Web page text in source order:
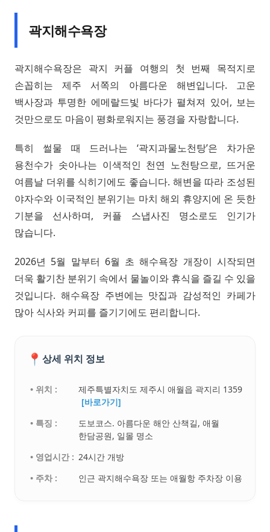
곽지해수욕장
곽지해수욕장은 곽지 커플 여행의 첫 번째 목적지로
손꼽히는 제주 서쪽의 아름다운 해변입니다. 고운
백사장과 투명한 에메랄드빛 바다가 펼쳐져 있어, 보는
것만으로도 마음이 평화로워지는 풍경을 자랑합니다.
특히 썰물 때 드러나는 ‘곽지과물노천탕’은 차가운
용천수가 솟아나는 이색적인 천연 노천탕으로, 뜨거운
여름날 더위를 식히기에도 좋습니다. 해변을 따라 조성된
야자수와 이국적인 분위기는 마치 해외 휴양지에 온 듯한
기분을 선사하며, 커플 스냅사진 명소로도 인기가
많습니다.
2026년 5월 말부터 6월 초 해수욕장 개장이 시작되면
더욱 활기찬 분위기 속에서 물놀이와 휴식을 즐길 수 있을
것입니다. 해수욕장 주변에는 맛집과 감성적인 카페가
많아 식사와 커피를 즐기기에도 편리합니다.
📍 상세 위치 정보
• 위치 :
제주특별자치도 제주시 애월읍 곽지리 1359
[바로가기]
• 특징 :
도보코스. 아름다운 해안 산책길, 애월
한담공원, 일몰 명소
• 영업시간 : 24시간 개방
• 주차 :
인근 곽지해수욕장 또는 애월항 주차장 이용